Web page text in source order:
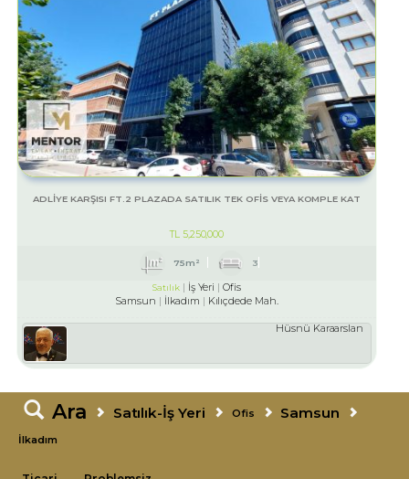
ADLİYE KARŞISI FT.2 PLAZADA SATILIK TEK OFİS VEYA KOMPLE KAT
TL5,250,000
75m² 3
Satılık İş Yeri
Ofis
Samsun
İlkadım Kılıçdede Mah.
Hüsnü Karaarslan
Ara Satılık-İş Yeri Ofis Samsun
İlkadım